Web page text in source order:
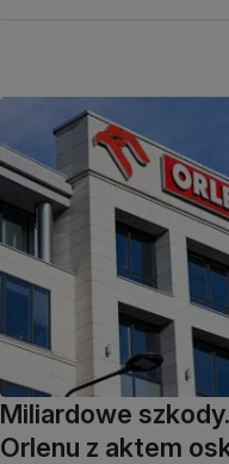
Miliardowe
Orlenu z aktem